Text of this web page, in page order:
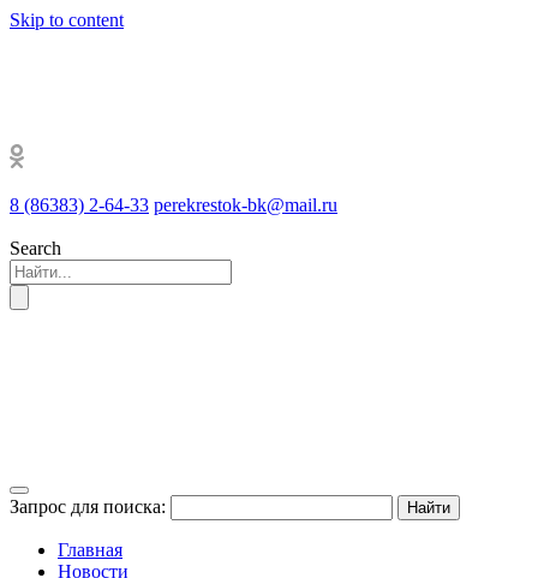
Skip to content
8 (86383) 2-64-33 perekrestok-bk@mail.ru
Search
Запрос для поиска: